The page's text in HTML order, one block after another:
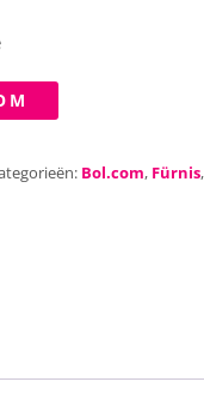
Bol.com, Fürnis,